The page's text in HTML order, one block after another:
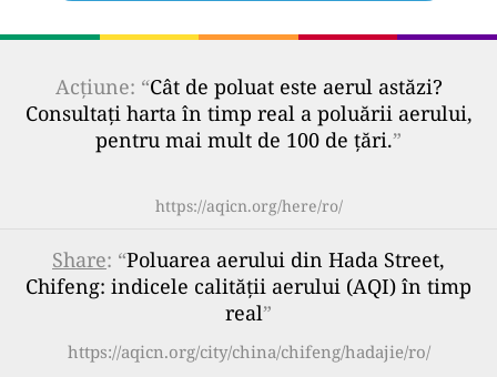
Acțiune: “Cât de poluat este aerul astăzi?
Consultați harta în timp real a poluării aerului,
pentru mai mult de 100 de țări.”
https://aqicn.org/here/ro/
Share: “Poluarea aerului din Hada Street,
Chifeng: indicele calității aerului (AQI) în timp
real”
https://aqicn.org/city/china/chifeng/hadajie/ro/